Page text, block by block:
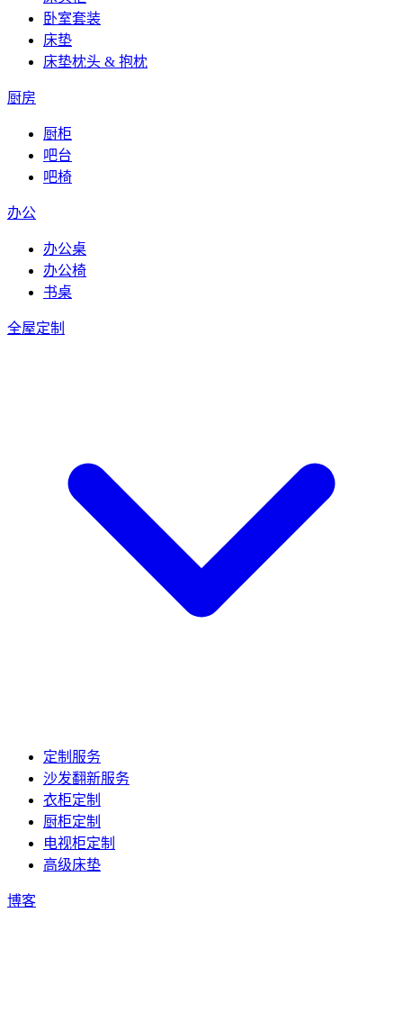
卧室套装
床垫
床垫枕头 & 抱枕
厨房
厨柜
吧台
吧椅
办公
办公桌
办公椅
书桌
全屋定制
定制服务
沙发翻新服务
衣柜定制
厨柜定制
电视柜定制
高级床垫
博客